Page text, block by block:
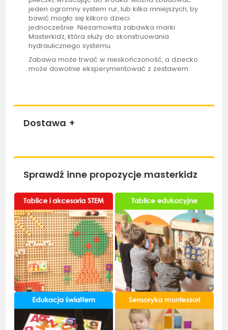
jeden ogromny system rur, lub kilka mniejszych, by
bawić mogło się kilkoro dzieci
jednocześnie. Niesamowita zabawka marki
Masterkidz, która służy do skonstruowania
hydraulicznego systemu.
Zabawa może trwać w nieskończoność, a dziecko
może dowolnie eksperymentować z zestawem.
Dostawa +
Sprawdź inne propozycje masterkidz